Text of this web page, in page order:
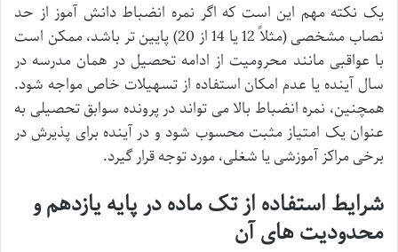
یک نکته مهم این است که اگر نمره انضباط دانش آموز از حد
نصاب مشخصی (مثلاً 12 یا 14 از 20) پایین تر باشد، ممکن است
با عواقبی مانند محرومیت از ادامه تحصیل در همان مدرسه در
سال آینده یا عدم امکان استفاده از تسهیلات خاص مواجه شود.
همچنین، نمره انضباط بالا می تواند در پرونده سوابق تحصیلی به
عنوان یک امتیاز مثبت محسوب شود و در آینده برای پذیرش در
برخی مراکز آموزشی یا شغلی، مورد توجه قرار گیرد.
شرایط استفاده از تک ماده در پایه یازدهم و
محدودیت های آن